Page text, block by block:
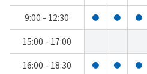
9:00 - 12:30
● ● ●
15:00 - 17:00
16:00 - 18:30 ● ● ●